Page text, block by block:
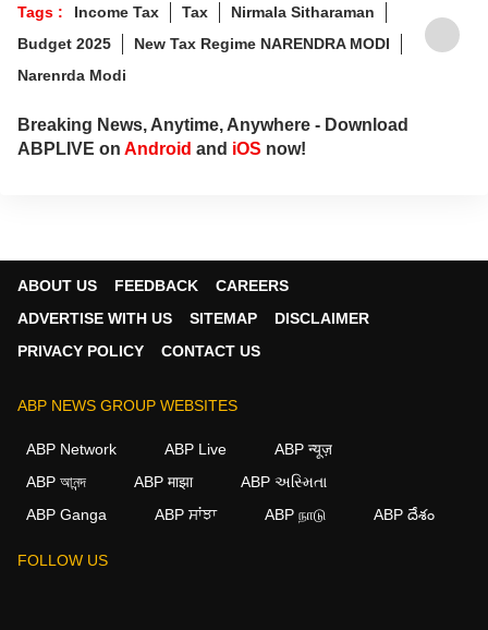
Tags : Income Tax Tax
Nirmala Sitharaman
Budget 2025
New Tax Regime NARENDRA MODI
Narenrda Modi
Breaking News, Anytime, Anywhere - Download
ABPLIVE on Android and iOS now!
ABOUT US FEEDBACK
CAREERS
ADVERTISE WITH US
SITEMAP
DISCLAIMER
PRIVACY POLICY
CONTACT US
ABP NEWS GROUP WEBSITES
ABP Network ABP Live
ABP न्यूज़
ABP আনন্দ
ABP माझा
ABP અસ્મિતા
ABP Ganga
ABP ਸਾਂਝਾ ABP நாடு ABP దేశం
FOLLOW US